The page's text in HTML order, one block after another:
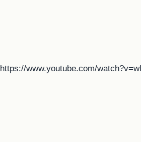
https://www.youtube.com/